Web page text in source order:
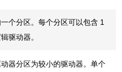
个分区。每个分区可以包含 1
驱动器。
器分区为较小的驱动器。单个